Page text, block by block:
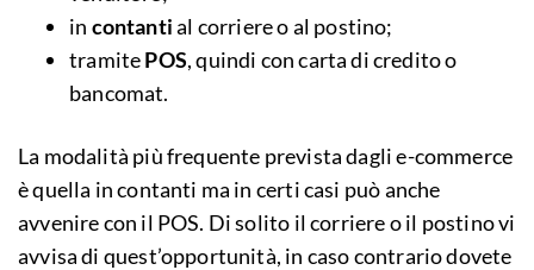
in contantial corriere o al postino;
tramitePOS, quindi con carta di credito o
bancomat.
La modalità più frequente prevista dagli e-commerce
è quella in contanti ma in certi casi può anche
avvenire con il POS. Di solito il corriere o il postino vi
avvisa di quest’opportunità, in caso contrario dovete